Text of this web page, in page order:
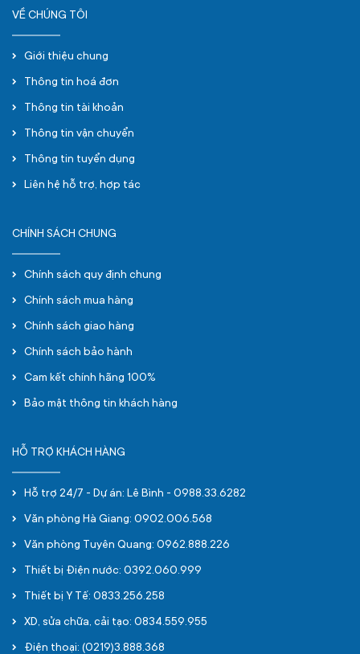
VỀ CHÚNG TÔI
Giới thiệu chung
Thông tin hoá đơn
Thông tin tài khoản
Thông tin vận chuyển
Thông tin tuyển dụng
Liên hệ hỗ trợ, hợp tác
CHÍNH SÁCH CHUNG
Chính sách quy định chung
Chính sách mua hàng
Chính sách giao hàng
Chính sách bảo hành
Cam kết chính hãng 100%
Bảo mật thông tin khách hàng
HỖ TRỢ KHÁCH HÀNG
Hỗ trợ 24/7 - Dự án: Lê Bình - 0988.33.6282
Văn phòng Hà Giang: 0902.006.568
Văn phòng Tuyên Quang: 0962.888.226
Thiết bị Điện nước: 0392.060.999
Thiết bị Y Tế: 0833.256.258
XD, sửa chữa, cải tạo: 0834.559.955
Điện thoại: (0219)3.888.368